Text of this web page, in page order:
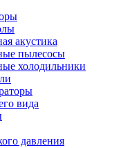
акустика
пылесосы
холодильники
вида
давления